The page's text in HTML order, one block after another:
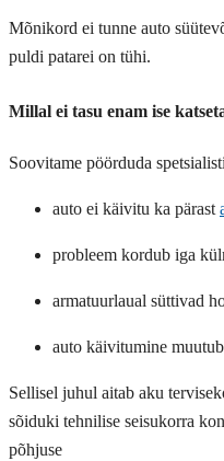
Mõnikord ei tunne auto
puldi patarei on tühi.
Millal ei tasu enam ise
Soovitame pöörduda
auto ei käivitu ka pärast
probleem kordub iga
armatuurlaual süttivad
auto käivitumine
Sellisel juhul aitab aku
sõiduki tehnilise seisukorra
põhjuse